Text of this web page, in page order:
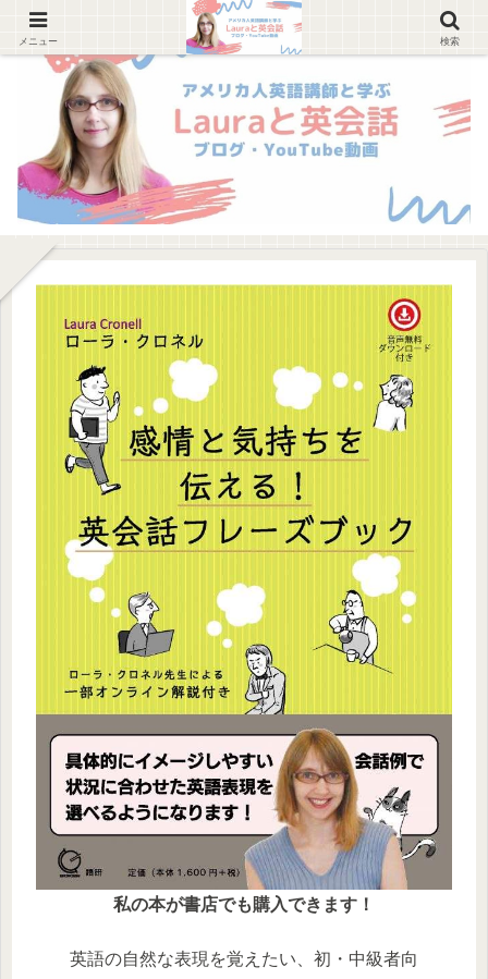
私の本が書店でも購入できます！
英語の自然な表現を覚えたい、初・中級者向
メニュー 検索